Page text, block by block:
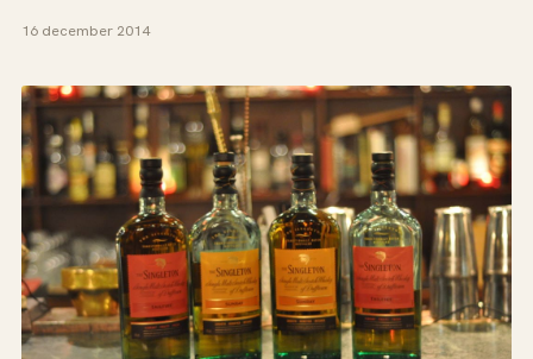
16 december 2014